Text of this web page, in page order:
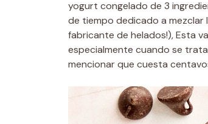
yogurt congelado de 3
de tiempo dedicado a mezclar
fabricante de helados!), Esta
especialmente cuando se
mencionar que cuesta